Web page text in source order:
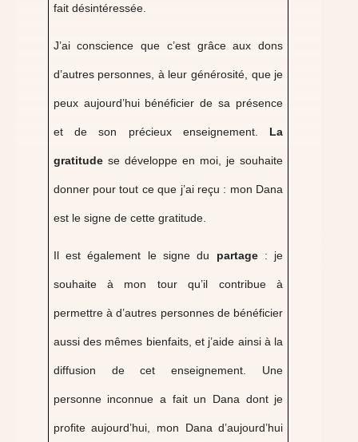
fait désintéressée.
J’ai conscience que c’est grâce aux dons
d’autres personnes, à leur générosité, que je
peux aujourd’hui bénéficier de sa présence
et de son précieux enseignement. La
gratitudese développe en moi, je souhaite
donner pour tout ce que j’ai reçu : mon Dana
est le signe de cette gratitude.
Il est également le signe du partage: je
souhaite à mon tour qu’il contribue à
permettre à d’autres personnes de bénéficier
aussi des mêmes bienfaits, et j’aide ainsi à la
diffusion de cet enseignement. Une
personne inconnue a fait un Dana dont je
profite aujourd’hui, mon Dana d’aujourd’hui